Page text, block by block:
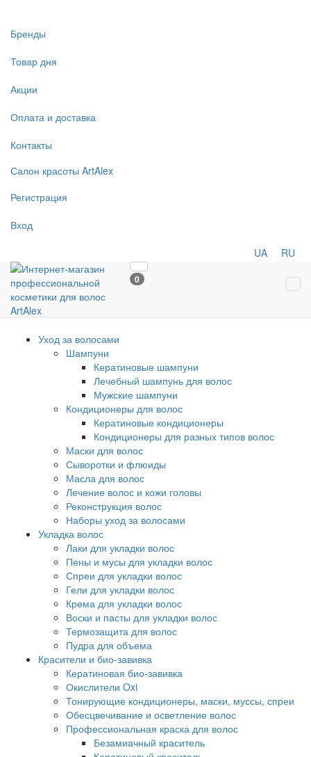
Бренды
Товар дня
Акции
Оплата и доставка
Контакты
Салон красоты ArtAlex
Регистрация
Вход
UA RU
0
Уход за волосами
Шампуни
Кератиновые шампуни
Лечебный шампунь для волос
Мужские шампуни
Кондиционеры для волос
Кератиновые кондиционеры
Кондиционеры для разных типов волос
Маски для волос
Сыворотки и флюиды
Масла для волос
Лечение волос и кожи головы
Реконструкция волос
Наборы уход за волосами
Укладка волос
Лаки для укладки волос
Пены и мусы для укладки волос
Спреи для укладки волос
Гели для укладки волос
Крема для укладки волос
Воски и пасты для укладки волос
Термозащита для волос
Пудра для объема
Красители и био-завивка
Кератиновая био-завивка
Окислители Oxi
Тонирующие кондиционеры, маски, муссы, спреи
Обесцвечивание и осветление волос
Профессиональная краска для волос
Безамиачный краситель